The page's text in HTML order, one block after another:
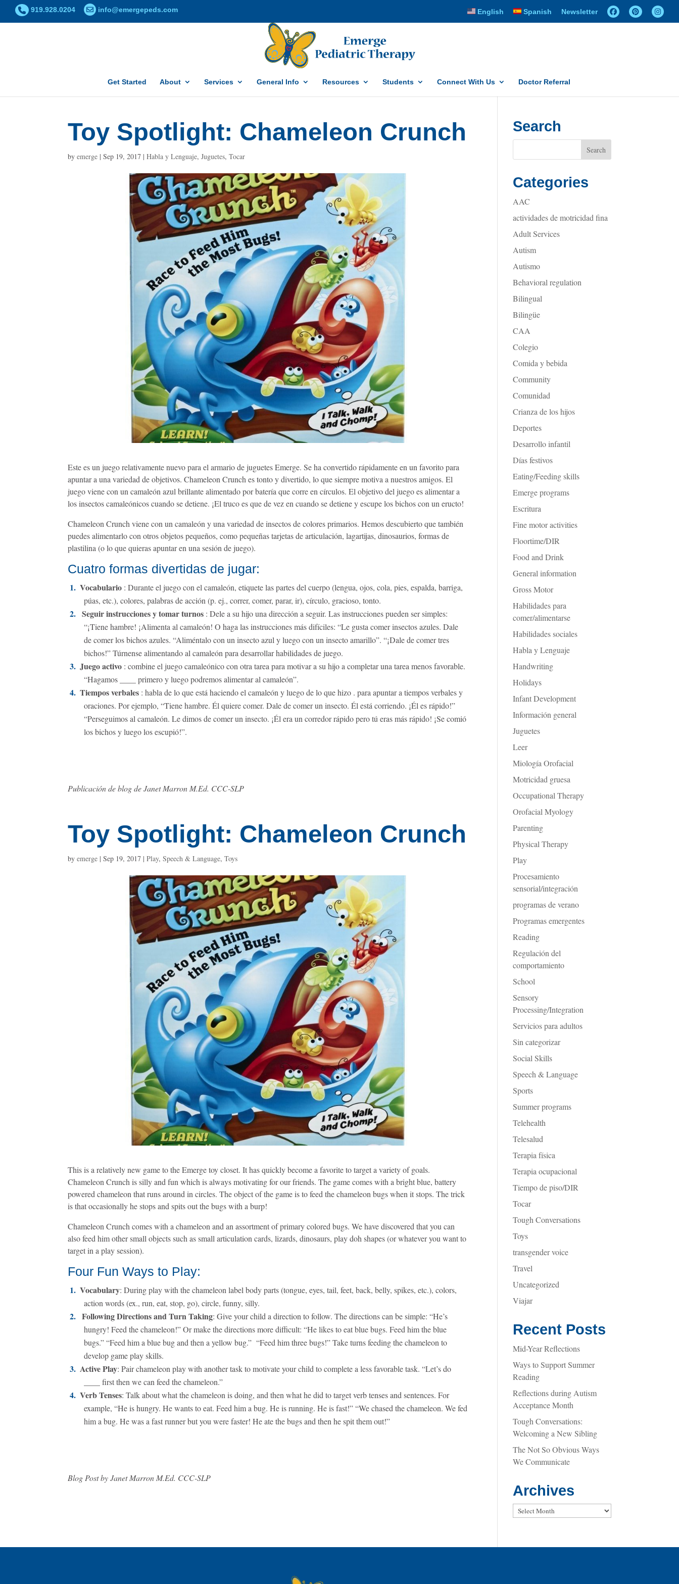
919.928.0204 info@emergepeds.com English Spanish Newsletter
Get Started About Services General Info Resources Students Connect With Us Doctor Referral
Toy Spotlight: Chameleon Crunch
byemerge |Sep 19, 2017 |Habla y Lenguaje,Juguetes,Tocar
Este es un juego relativamente nuevo para el armario de juguetes Emerge. Se ha convertido rápidamente en un favorito para
apuntar a una variedad de objetivos. Chameleon Crunch es tonto y divertido, lo que siempre motiva a nuestros amigos. El
juego viene con un camaleón azul brillante alimentado por batería que corre en círculos. El objetivo del juego es alimentar a
los insectos camaleónicos cuando se detiene. ¡El truco es que de vez en cuando se detiene y escupe los bichos con un eructo!
Chameleon Crunch viene con un camaleón y una variedad de insectos de colores primarios. Hemos descubierto que también
puedes alimentarlo con otros objetos pequeños, como pequeñas tarjetas de articulación, lagartijas, dinosaurios, formas de
plastilina (o lo que quieras apuntar en una sesión de juego).
Cuatro formas divertidas de jugar:
Vocabulario : Durante el juego con el camaleón, etiquete las partes del cuerpo (lengua, ojos, cola, pies, espalda, barriga,
púas, etc.), colores, palabras de acción (p. ej., correr, comer, parar, ir), círculo, gracioso, tonto.
Seguir instrucciones y tomar turnos : Dele a su hijo una dirección a seguir. Las instrucciones pueden ser simples:
“¡Tiene hambre! ¡Alimenta al camaleón! O haga las instrucciones más difíciles: “Le gusta comer insectos azules. Dale
de comer los bichos azules. “Aliméntalo con un insecto azul y luego con un insecto amarillo”. “¡Dale de comer tres
bichos!” Túrnense alimentando al camaleón para desarrollar habilidades de juego.
Juego activo : combine el juego camaleónico con otra tarea para motivar a su hijo a completar una tarea menos favorable.
“Hagamos ____ primero y luego podremos alimentar al camaleón”.
Tiempos verbales : habla de lo que está haciendoel camaleóny luego de lo que hizo . para apuntar a tiempos verbales y
oraciones. Por ejemplo, “Tiene hambre. Él quiere comer. Dale de comer un insecto. Él está corriendo. ¡Él es rápido!”
“Perseguimos al camaleón. Le dimos de comer un insecto. ¡Él era un corredor rápido pero tú eras más rápido! ¡Se comió
los bichos y luego los escupió!”.
Publicación de blog de Janet Marron M.Ed. CCC-SLP
Toy Spotlight: Chameleon Crunch
byemerge |Sep 19, 2017 |Play,Speech & Language,Toys
This is a relatively new game to the Emerge toy closet. It has quickly become a favorite to target a variety of goals.
Chameleon Crunch is silly and fun which is always motivating for our friends. The game comes with a bright blue, battery
powered chameleon that runs around in circles. The object of the game is to feed the chameleon bugs when it stops. The trick
is that occasionally he stops and spits out the bugs with a burp!
Chameleon Crunch comes with a chameleon and an assortment of primary colored bugs. We have discovered that you can
also feed him other small objects such as small articulation cards, lizards, dinosaurs, play doh shapes (or whatever you want to
target in a play session).
Four Fun Ways to Play:
Vocabulary: During play with the chameleon label body parts (tongue, eyes, tail, feet, back, belly, spikes, etc.), colors,
action words (ex., run, eat, stop, go), circle, funny, silly.
Following Directions and Turn Taking: Give your child a direction to follow. The directions can be simple: “He’s
hungry! Feed the chameleon!” Or make the directions more difficult: “He likes to eat blue bugs. Feed him the blue
bugs.” “Feed him a blue bug and then a yellow bug.” “Feed him three bugs!” Take turns feeding the chameleon to
develop game play skills.
Active Play: Pair chameleon play with another task to motivate your child to complete a less favorable task. “Let’s do
____ first then we can feed the chameleon.”
Verb Tenses: Talk about what the chameleonis doing, and then what hedid to target verb tenses and sentences. For
example, “He is hungry. He wants to eat. Feed him a bug. He is running. He is fast!” “We chased the chameleon. We fed
him a bug. He was a fast runner but you were faster! He ate the bugs and then he spit them out!”
Blog Post by Janet Marron M.Ed. CCC-SLP
Search
Categories
AAC
actividades de motricidad fina
Adult Services
Autism
Autismo
Behavioral regulation
Bilingual
Bilingüe
CAA
Colegio
Comida y bebida
Community
Comunidad
Crianza de los hijos
Deportes
Desarrollo infantil
Días festivos
Eating/Feeding skills
Emerge programs
Escritura
Fine motor activities
Floortime/DIR
Food and Drink
General information
Gross Motor
Habilidades para
comer/alimentarse
Habilidades sociales
Habla y Lenguaje
Handwriting
Holidays
Infant Development
Información general
Juguetes
Leer
Miología Orofacial
Motricidad gruesa
Occupational Therapy
Orofacial Myology
Parenting
Physical Therapy
Play
Procesamiento
sensorial/integración
programas de verano
Programas emergentes
Reading
Regulación del
comportamiento
School
Sensory
Processing/Integration
Servicios para adultos
Sin categorizar
Social Skills
Speech & Language
Sports
Summer programs
Telehealth
Telesalud
Terapia física
Terapia ocupacional
Tiempo de piso/DIR
Tocar
Tough Conversations
Toys
transgender voice
Travel
Uncategorized
Viajar
Recent Posts
Mid-Year Reflections
Ways to Support Summer
Reading
Reflections during Autism
Acceptance Month
Tough Conversations:
Welcoming a New Sibling
The Not So Obvious Ways
We Communicate
Archives
Archives